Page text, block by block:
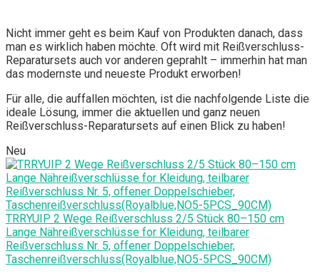
Nicht immer geht es beim Kauf von Produkten danach, dass
man es wirklich haben möchte. Oft wird mit Reißverschluss-
Reparatursets auch vor anderen geprahlt – immerhin hat man
das modernste und neueste Produkt erworben!
Für alle, die auffallen möchten, ist die nachfolgende Liste die
ideale Lösung, immer die aktuellen und ganz neuen
Reißverschluss-Reparatursets auf einen Blick zu haben!
Neu
TRRYUIP 2 Wege Reißverschluss 2/5 Stück 80–150 cm
Lange Nähreißverschlüsse for Kleidung, teilbarer
Reißverschluss Nr. 5, offener Doppelschieber,
Taschenreißverschluss(Royalblue,NO5-5PCS_90CM)